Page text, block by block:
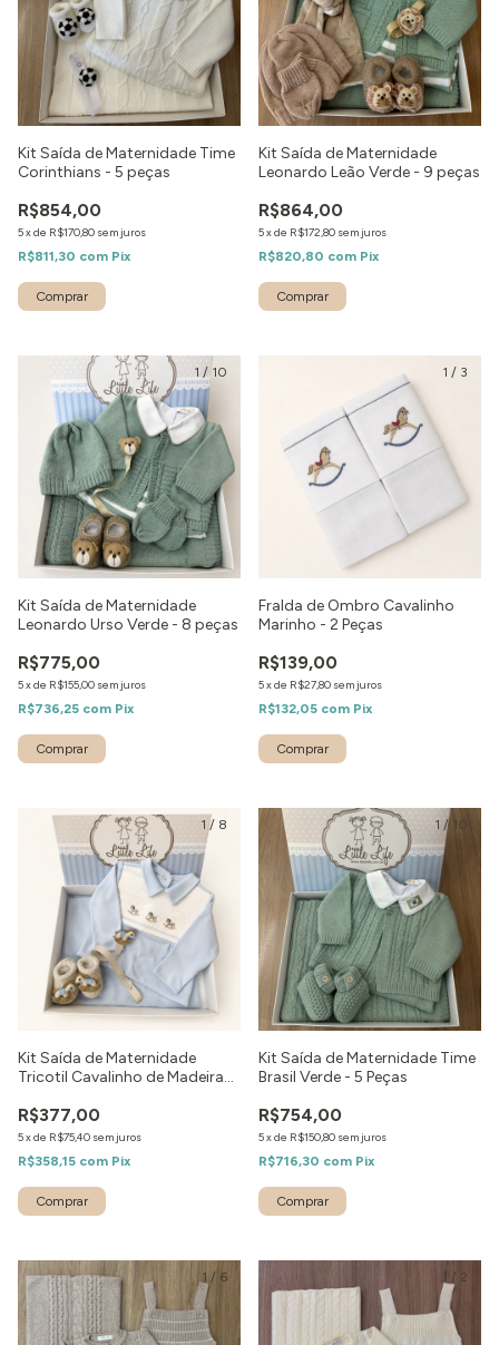
Kit Saída de Maternidade Time
Corinthians - 5 peças
R$854,00
5xde R$170,80 sem juros
R$811,30 com Pix
Comprar
Kit Saída de Maternidade
Leonardo Leão Verde - 9 peças
R$864,00
5xde R$172,80 sem juros
R$820,80 com Pix
Comprar
1 / 10
Kit Saída de Maternidade
Leonardo Urso Verde - 8 peças
R$775,00
5xde R$155,00 sem juros
R$736,25 com Pix
Comprar
1 / 3
Fralda de Ombro Cavalinho
Marinho - 2 Peças
R$139,00
5xde R$27,80 sem juros
R$132,05 com Pix
1 / 8
Kit Saída de Maternidade
Tricotil Cavalinho de Madeira
R$377,00
5xde R$75,40 sem juros
R$358,15 com Pix
Comprar
1 / 10
Kit Saída de Maternidade Time
Brasil Verde - 5 Peças
R$754,00
5xde R$150,80 sem juros
R$716,30 com Pix
Comprar
1 / 6 1 / 2